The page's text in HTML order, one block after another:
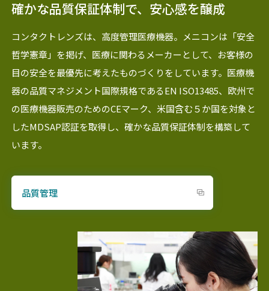
確かな品質保証体制で、安心感を醸成
コンタクトレンズは、高度管理医療機器。メニコンは「安全
哲学憲章」を掲げ、医療に関わるメーカーとして、お客様の
目の安全を最優先に考えたものづくりをしています。医療機
器の品質マネジメント国際規格であるEN ISO13485、欧州で
の医療機器販売のためのCEマーク、米国含む５か国を対象と
したMDSAP認証を取得し、確かな品質保証体制を構築して
います。
品質管理